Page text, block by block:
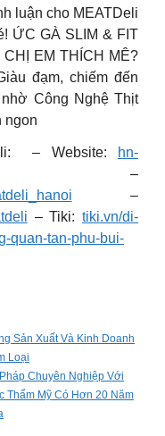
luận cho MEATDeli
ỨC GÀ SLIM & FIT
EM THÍCH MÊ?
đạm, chiếm đến
Công Nghệ Thịt
ngon
– Website:
hn-
–
– Tiki: tiki.vn/di-
quan-tan-phu-bui-
Sản Xuất Và Kinh Doanh
Loại
Chuyên Nghiệp Với
Thẩm Mỹ Có Hơn 20 Năm